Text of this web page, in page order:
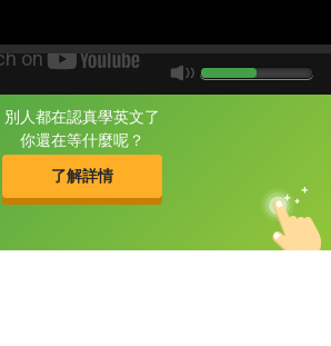
別人都在認真學英文了
你還在等什麼呢？
了解詳情
片尾有
攻其不背
的品牌故事